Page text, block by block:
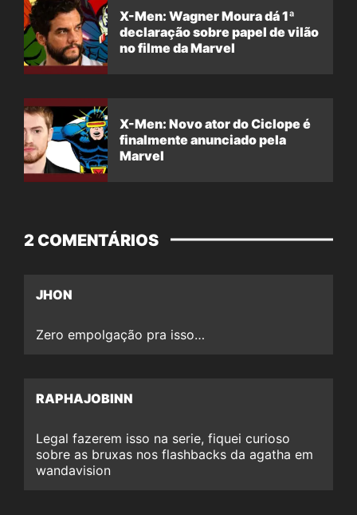
X-Men: Wagner Moura dá 1ª
declaração sobre papel de vilão
no filme da Marvel
X-Men: Novo ator do Ciclope é
finalmente anunciado pela
Marvel
2 COMENTÁRIOS
JHON
Zero empolgação pra isso…
RAPHAJOBINN
Legal fazerem isso na serie, fiquei curioso
sobre as bruxas nos flashbacks da agatha em
wandavision